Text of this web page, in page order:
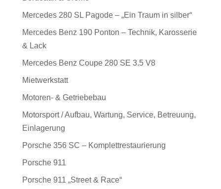
Mercedes 280 SL Pagode – „Ein Traum in silber“
Mercedes Benz 190 Ponton – Technik, Karosserie
& Lack
Mercedes Benz Coupe 280 SE 3.5 V8
Mietwerkstatt
Motoren- & Getriebebau
Motorsport / Aufbau, Wartung, Service, Betreuung,
Einlagerung
Porsche 356 SC – Komplettrestaurierung
Porsche 911
Porsche 911 „Street & Race“